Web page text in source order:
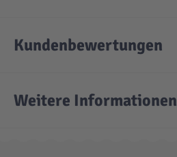
Kundenbewertungen
Weitere Informationen